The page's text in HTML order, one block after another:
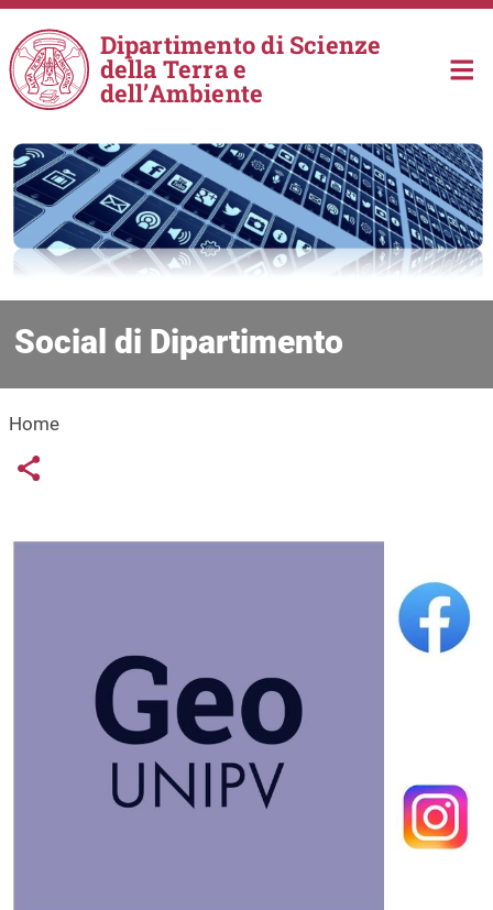
Salta al contenuto principale
Dipartimento di Scienze
della Terra e
dell’Ambiente
Social di Dipartimento
Home
Links condivisione social
Share button
Immagine